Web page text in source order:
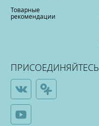
Товарные
рекомендации
ПРИСОЕДИНЯЙТЕСЬ